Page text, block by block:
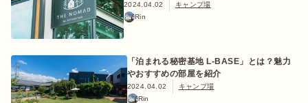
2024.04.02
キャンプ場
Rin
「泊まれる秘密基地 L-BASE」とは？魅力
やおすすめの部屋を紹介
2024.04.02
キャンプ場
Rin
キャンプ場
料理